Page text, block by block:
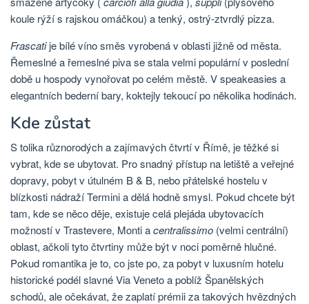
koule rýží s rajskou omáčkou) a tenký, ostrý-ztvrdlý pizza.
Frascatije bílé víno směs vyrobená v oblasti jižně od města.
Řemeslné a řemeslné piva se stala velmi populární v poslední
době u hospody vynořovat po celém městě. V speakeasies a
elegantních bederní bary, koktejly tekoucí po několika hodinách.
Kde zůstat
S tolika různorodých a zajímavých čtvrtí v Římě, je těžké si
vybrat, kde se ubytovat. Pro snadný přístup na letiště a veřejné
dopravy, pobyt v útulném B & B, nebo přátelské hostelu v
blízkosti nádraží Termini a dělá hodně smysl. Pokud chcete být
tam, kde se něco děje, existuje celá plejáda ubytovacích
možností v Trastevere, Monti acentralissimo (velmi centrální)
oblast, ačkoli tyto čtvrtiny může být v noci poměrně hlučné.
Pokud romantika je to, co jste po, za pobyt v luxusním hotelu
historické podél slavné Via Veneto a poblíž Španělských
schodů, ale očekávat, že zaplatí prémii za takových hvězdných